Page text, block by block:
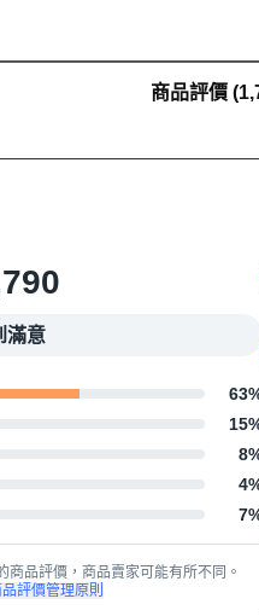
商品評價 (
滿意
63
15
8
4
7
商品評價，商品賣家可能有所不同。
評價管理原則